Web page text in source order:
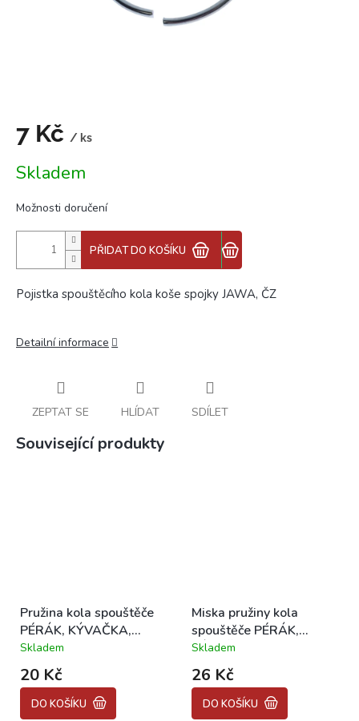
7 Kč / ks
cena:
Skladem
Možnosti doručení
PŘIDAT DO KOŠÍKU
Pojistka spouštěcího kola koše spojky JAWA, ČZ
Detailní informace
ZEPTAT SE HLÍDAT SDÍLET
Související produkty
Pružina kola spouštěče
PÉRÁK, KÝVAČKA,
PANELKA, JAWA 634
Průměrné
hodnocení
produktu
je
5,0
Skladem
20 Kč
DO KOŠÍKU
Miska pružiny kola
spouštěče PÉRÁK,
KÝVAČKA, PANELKA,
JAWA 634
Průměrné
hodnocení
produktu
je
5,0
Skladem
26 Kč
DO KOŠÍKU